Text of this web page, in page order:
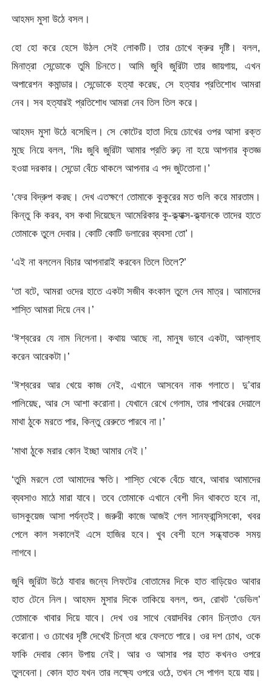
আহমদ মুসা উঠে বসল।
হো হো করে হেসে উঠল সেই লোকটি। তার চোখে ক্রুর দৃষ্টি। বলল,
মিনাত্রা সেন্ডোকে তুমি চিনতে। আমি জুবি জুরিটা তার জায়গায়, এখন
অপারেশন কমান্ডার। সেন্ডোকে হত্যা করেছ, সে হত্যার প্রতিশোধ আমরা
নেব। সব হত্যারই প্রতিশোধ আমরা নেব তিল তিল করে।
আহমদ মুসা উঠে বসেছিল। সে কোটের হাতা দিয়ে চোখের ওপর আসা রক্ত
মুছে নিয়ে বলল, ‘মিঃ জুবি জুরিটা আমার প্রতি রুঢ় না হয়ে আপনার কৃতজ্ঞ
হওয়া দরকার। সেন্ডো বেঁচে থাকলে আপনার এ পদ জুটতোনা।’
‘ফের বিদ্রুপ করছ। দেখ এতক্ষণে তোমাকে কুকুরের মত গুলি করে মারতাম।
কিন্তু কি করব, বস কথা দিয়েছেন আমেরিকার কু-ক্ল্যাক্স-ক্ল্যানকে তাদের হাতে
তোমাকে তুলে দেবার। কোটি কোটি ডলারের ব্যবসা তো’।
‘এই না বললেন বিচার আপনারাই করবেন তিলে তিলে?’
‘তা বটে, আমরা ওদের হাতে একটা সজীব কংকাল তুলে দেব মাত্র। আমাদের
শাস্তি আমরা দিয়ে নেব।’
‘ঈশ্বরের যে নাম নিলেনা। কথায় আছে না, মানুষ ভাবে একটা, আল্লাহ
করেন আরেকটা।’
‘ঈশ্বরের আর খেয়ে কাজ নেই, এখানে আসবেন নাক গলাতে। দু’বার
পালিয়েছ, আর সে আশা করোনা। যেখানে রেখে গেলাম, তার পাথরের দেয়ালে
মাথা ঠুকে মরতে পার, কিন্তু রেরুতে পারবে না।’
‘মাথা ঠুকে মরার কোন ইচ্ছা আমার নেই।’
‘তুমি মরলে তো আমাদের ক্ষতি। শাস্তি থেকে বেঁচে যাবে, আবার আমাদের
ব্যবসাও মাঠে মারা যাবে। তবে তোমাকে এখানে বেশী দিন থাকতে হবে না,
ভাসকুয়েজ আসা পর্যন্তই। জরুরী কাজে আজই গেল সানফ্রান্সিসকো, খবর
পেলে কাল সকালেই এসে হাজির হবে। খুব বেশী হলে সন্ধ্যাতক সময়
লাগবে।
জুবি জুরিটা উঠে যাবার জন্যে লিফটের বোতামের দিকে হাত বাড়িয়েও আবার
হাত টেনে নিল। আহমদ মুসার দিকে তাকিয়ে বলল, শুন, রোবট ‘ডেভিল’
তোমাকে খাবার দিয়ে যাবে। দেখ ওর সাথে বেয়াদবির কোন চিন্তাও যেন
করোনা। ও চোখের দৃষ্টি দেখেই চিন্তা ধরে ফেলতে পারে। ওর দশ চোখ, ওকে
ফাকি দেবার কোন উপায় নেই। আর ও আসার পর হাত কখনও ওপরে
তুলবেনা। কোন হাত যখন তার লক্ষ্যে ওপরে ওঠে, তখন সে পাগল হয়ে যায়।